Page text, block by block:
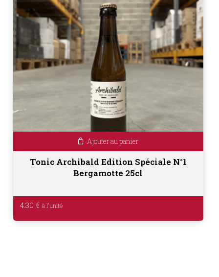
Ajouter au panier
Tonic Archibald Edition Spéciale N°1
Bergamotte 25cl
4.30 €